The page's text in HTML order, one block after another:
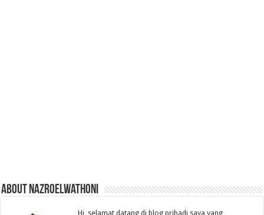
About nazroelwathoni
Hi, selamat datang di blog pribadi saya yang